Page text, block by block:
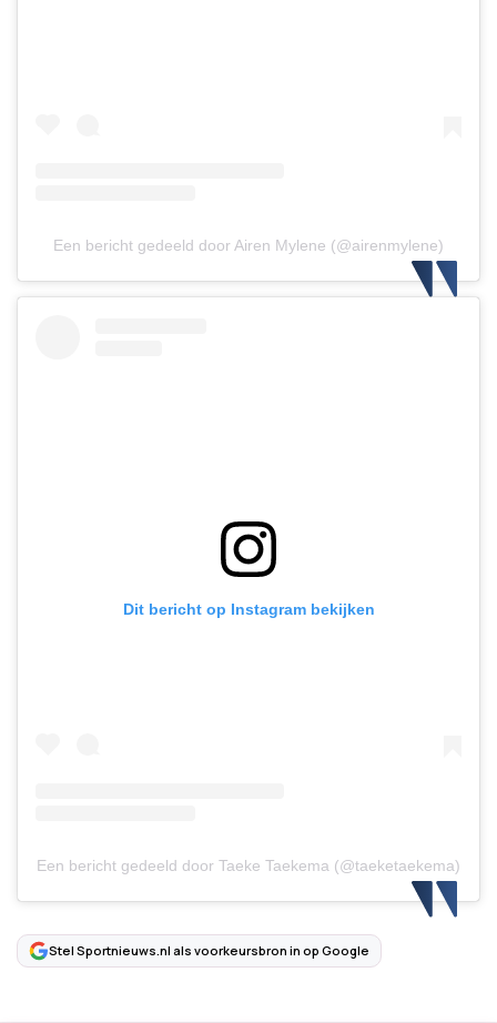
Een bericht gedeeld door Airen Mylene (@airenmylene)
Dit bericht op Instagram bekijken
Een bericht gedeeld door Taeke Taekema (@taeketaekema)
Stel Sportnieuws.nl als voorkeursbron in op Google